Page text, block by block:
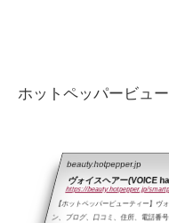
ホットペッパービュ
beauty.hotpepper.jp
ヴォイスヘアー(VOICE
https://beauty.hotpepper.jp/
【ホットペッパービューティー】ヴ
ン、ブログ、口コミ、住所、電話番